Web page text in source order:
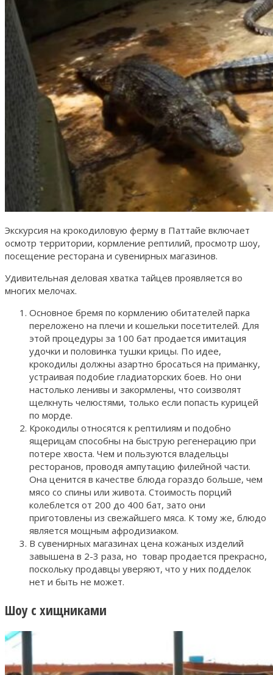
Экскурсия на крокодиловую ферму в Паттайе включает
осмотр территории, кормление рептилий, просмотр шоу,
посещение ресторана и сувенирных магазинов.
Удивительная деловая хватка тайцев проявляется во
многих мелочах.
Основное бремя по кормлению обитателей парка
переложено на плечи и кошельки посетителей. Для
этой процедуры за 100 бат продается имитация
удочки и половинка тушки крицы. По идее,
крокодилы должны азартно бросаться на приманку,
устраивая подобие гладиаторских боев. Но они
настолько ленивы и закормлены, что соизволят
щелкнуть челюстями, только если попасть курицей
по морде.
Крокодилы относятся к рептилиям и подобно
ящерицам способны на быструю регенерацию при
потере хвоста. Чем и пользуются владельцы
ресторанов, проводя ампутацию филейной части.
Она ценится в качестве блюда гораздо больше, чем
мясо со спины или живота. Стоимость порций
колеблется от 200 до 400 бат, зато они
приготовлены из свежайшего мяса. К тому же, блюдо
является мощным афродизиаком.
В сувенирных магазинах цена кожаных изделий
завышена в 2-3 раза, но товар продается прекрасно,
поскольку продавцы уверяют, что у них подделок
нет и быть не может.
Шоу с хищниками